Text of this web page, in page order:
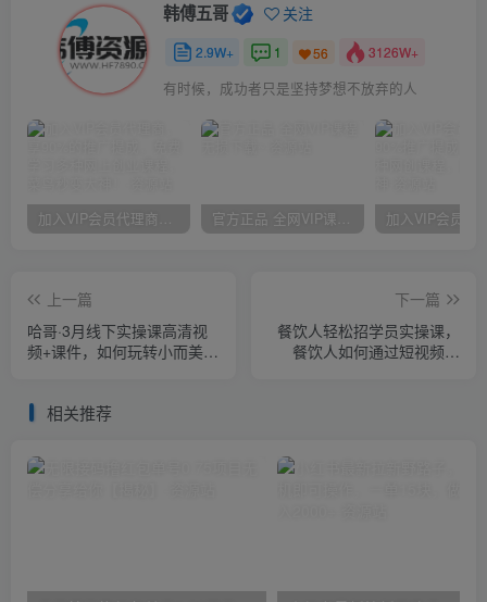
韩傅五哥 关注
2.9W+ 1 56 3126W+
有时候，成功者只是坚持梦想不放弃的人
加入VIP会员代理商，享90%的推广提成，免费学习多种网上创业课程，菜鸟秒变大神！ 官方正品 全网VIP课程 无损下载~
上一篇
哈哥·3月线下实操课高清视
频+课件，如何玩转小而美，
下一篇
餐饮人轻松招学员实操课，
餐饮人如何通过短视频成
相关推荐